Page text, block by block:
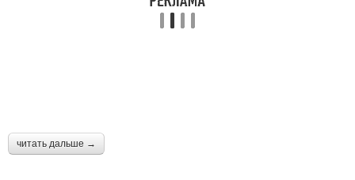
читать дальше →